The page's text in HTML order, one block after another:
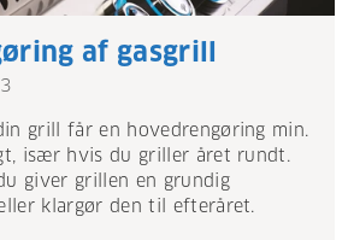
af gasgrill
grill får en hovedrengøring min.
især hvis du griller året rundt.
giver grillen en grundig
klargør den til efteråret.